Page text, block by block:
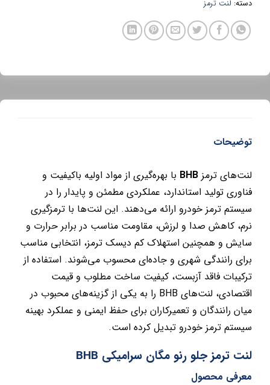
دسته:لنت ترمز
توضیحات
لنت‌های ترمزBHBبا بهره‌گیری از مواد اولیه باکیفیت و
فناوری تولید استاندارد، عملکردی مطمئن و پایدار را در
سیستم ترمز خودرو ارائه می‌دهند. این لنت‌ها با ترمزگیری
نرم، کاهش صدا و لرزش، مقاومت مناسب در برابر حرارت و
سایش و همچنین استهلاک کم دیسک ترمز، انتخابی مناسب
برای رانندگی شهری و جاده‌ای محسوب می‌شوند. استفاده از
ترکیبات فاقد آزبست، کیفیت ساخت مطلوب و قیمت
اقتصادی، لنت‌های BHB را به یکی از گزینه‌های محبوب در
میان رانندگان و تعمیرکاران برای حفظ ایمنی و عملکرد بهینه
سیستم ترمز خودرو تبدیل کرده است.
لنت ترمز جلو رنو مگان سرامیکی BHB
معرفی محصول